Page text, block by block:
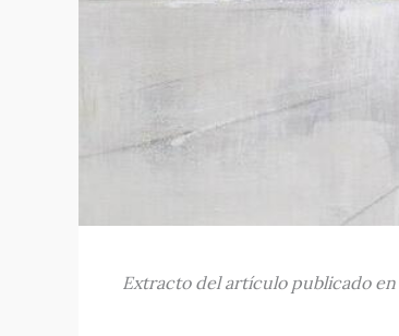
Extracto del artículo publicado en